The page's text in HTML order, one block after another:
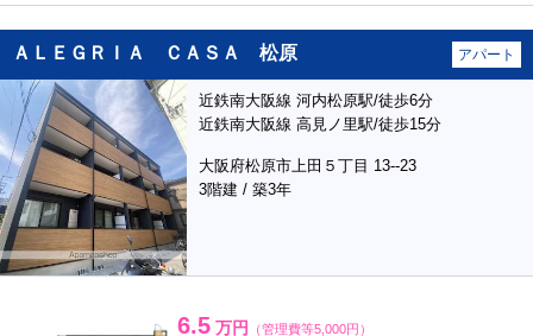
ＡＬＥＧＲＩＡ ＣＡＳＡ 松原 アパート
近鉄南大阪線 河内松原駅/徒歩6分
近鉄南大阪線 高見ノ里駅/徒歩15分
大阪府松原市上田５丁目 13--23
3階建 / 築3年
6.5 万円 （管理費等5,000円）